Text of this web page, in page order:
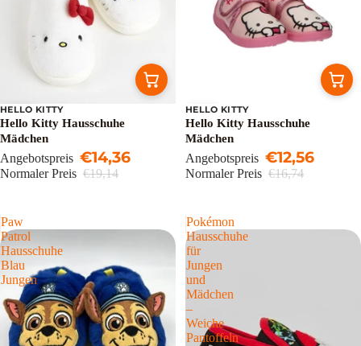
Sale
HELLO KITTY
Hello Kitty Hausschuhe
Mädchen
Angebotspreis €14,36
Normaler Preis €19,14
Sale
HELLO KITTY
Hello Kitty Hausschuhe
Mädchen
Angebotspreis €12,56
Normaler Preis €16,74
Paw
Patrol
Hausschuhe
Blau
Jungen
Pokémon
Hausschuhe
für
Jungen
und
Mädchen
–
Weiche
Pantoffeln